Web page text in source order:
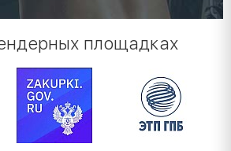
площадках